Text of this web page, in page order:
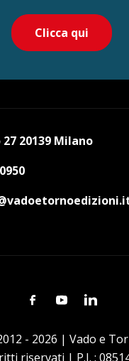
Clicca qui
20139 Milano
FacebookYoutubeLinkedin
- 2026 | Vado e
riservati | P.I. :